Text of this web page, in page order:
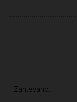
Zahtevano: